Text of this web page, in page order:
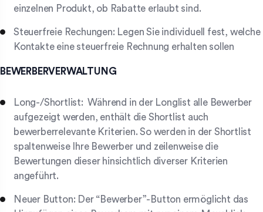
einzelnen Produkt, ob Rabatte erlaubt sind.
Steuerfreie Rechungen: Legen Sie individuell fest, welche
Kontakte eine steuerfreie Rechnung erhalten sollen
BEWERBERVERWALTUNG
Long-/Shortlist: Während in der Longlist alle Bewerber
aufgezeigt werden, enthält die Shortlist auch
bewerberrelevante Kriterien. So werden in der Shortlist
spaltenweise Ihre Bewerber und zeilenweise die
Bewertungen dieser hinsichtlich diverser Kriterien
angeführt.
Neuer Button: Der “Bewerber”-Button ermöglicht das